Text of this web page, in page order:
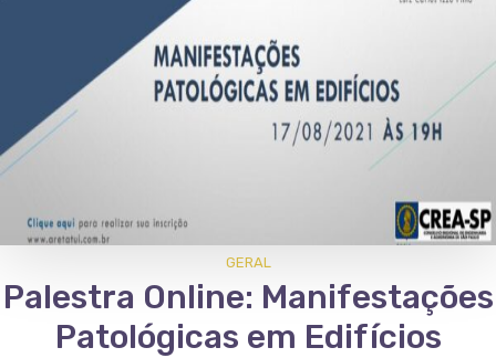
GERAL
Palestra Online: Manifestações
Patológicas em Edifícios